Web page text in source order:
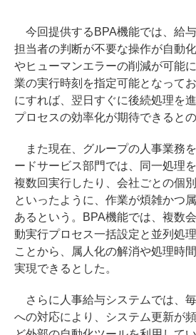
今回提供するBPA機能では、給与
担当者の判断が不要な操作が自動
やヒューマンエラーの削減が可能
業の実行時刻を指定可能となって
にすれば、翌日すぐに後続処理を
プロセスの効率化が期待できるとの
また現在、グループの人事業務
ードサービス部門では、同一処理
複数回実行したり、会社ごとの個
といったように、作業が煩雑かつ
あるという。BPA機能では、複数
動実行プロセス一括設定と並列処
ことから、属人化の解消や処理時
実現できるとした。
さらに人事給与システムでは、
への対応により、システム更新が